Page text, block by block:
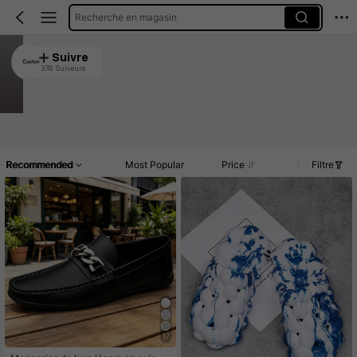
Recherche en magasin
Caston
4.91
Suivre
378 Suiveurs
Recommended Most Popular Price Filtre
17